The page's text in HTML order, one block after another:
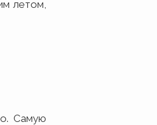
летом,
Самую